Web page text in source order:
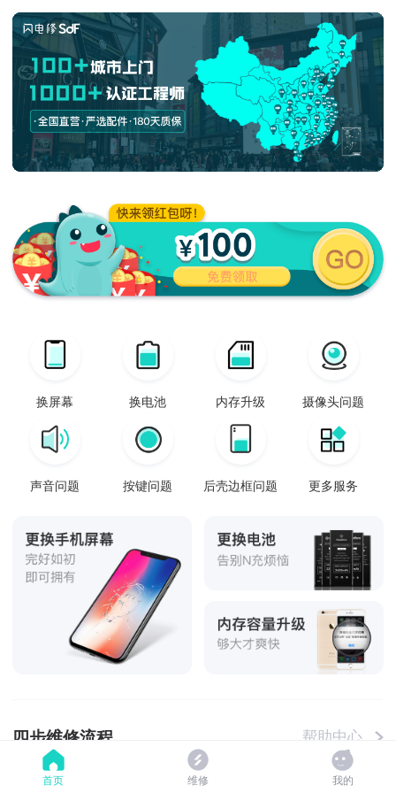
换屏幕 换电池 内存升级 摄像头问题
声音问题 按键问题 后壳边框问题 更多服务
四步维修流程 帮助中心
首页 维修 我的